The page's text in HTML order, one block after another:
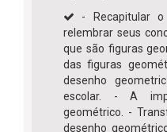
- Recapitular
relembrar seus
que são figuras
das figuras
desenho
escolar. - A
geométrico. -
desenho